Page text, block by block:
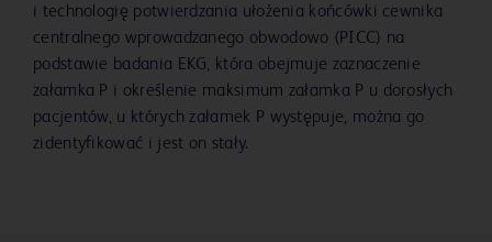
i technologię potwierdzania ułożenia końcówki cewnika
centralnego wprowadzanego obwodowo (PICC) na
podstawie badania EKG, która obejmuje zaznaczenie
załamka P i określenie maksimum załamka P u dorosłych
pacjentów, u których załamek P występuje, można go
zidentyfikować i jest on stały.